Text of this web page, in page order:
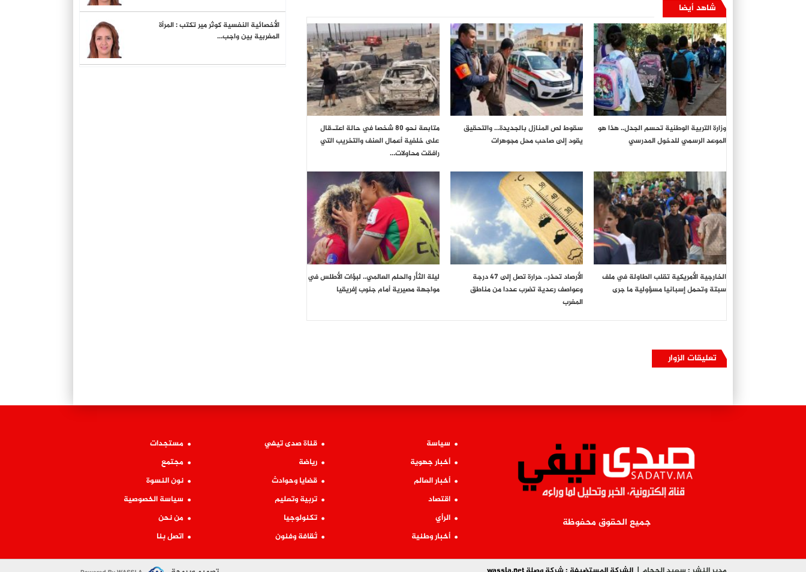
شاهد أيضا
وزارة التربية الوطنية تحسم الجدل.. هذا هو
الموعد الرسمي للدخول المدرسي
سقوط لص المنازل بالجديدة… والتحقيق
يقود إلى صاحب محل مجوهرات
متابعة نحو 80 شخصا في حالة اعتـ.قال
على خلفية أعمال العنف والتخريب التي
رافقت محاولات…
الخارجية الأمريكية تقلب الطاولة في ملف
سبتة وتحمل إسبانيا مسؤولية ما جرى
الأرصاد تحذر.. حرارة تصل إلى 47 درجة
وعواصف رعدية تضرب عددا من مناطق
المغرب
ليلة الثأر والحلم العالمي.. لبؤات الأطلس في
مواجهة مصيرية أمام جنوب إفريقيا
تعليقات الزوار
الأخصائية النفسية كوثر مير تكتب : المرأة
المغربية بين واجب…
جميع الحقوق محفوظة
سياسة
أخبار جهوية
أخبار العالم
اقتصاد
الرأي
أخبار وطنية
قناة صدى تيفي
رياضة
قضايا وحوادث
تربية وتعليم
تكنولوجيا
ثقافة وفنون
مستجدات
مجتمع
نون النسوة
سياسة الخصوصية
من نحن
اتصل بنا